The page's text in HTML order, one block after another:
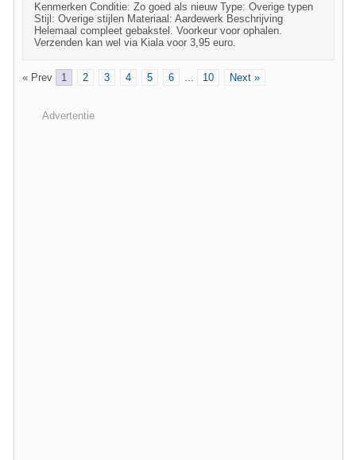
Kenmerken Conditie: Zo goed als nieuw Type: Overige typen
Stijl: Overige stijlen Materiaal: Aardewerk Beschrijving
Helemaal compleet gebakstel. Voorkeur voor ophalen.
Verzenden kan wel via Kiala voor 3,95 euro.
« Prev 1 2 3 4 5 6 ... 10 Next »
Advertentie